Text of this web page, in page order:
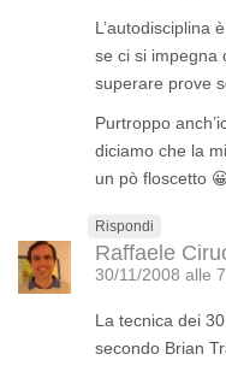
L’autodisciplina
se ci si impegna
superare prove
Purtroppo
diciamo che la
un pò floscetto
Rispondi
Raffaele
30/11/2008 alle
La tecnica dei
secondo Brian